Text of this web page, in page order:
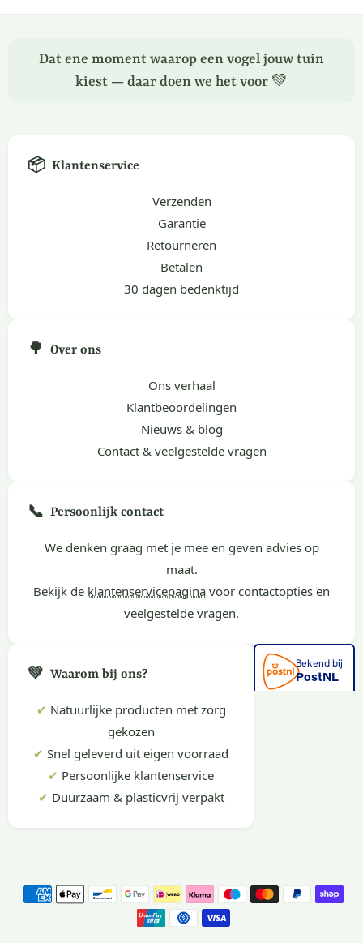
Dat ene moment waarop een vogel jouw tuin
kiest — daar doen we het voor 💚
📦 Klantenservice
Verzenden
Garantie
Retourneren
Betalen
30 dagen bedenktijd
🌳 Over ons
Ons verhaal
Klantbeoordelingen
Nieuws & blog
Contact & veelgestelde vragen
📞 Persoonlijk contact
We denken graag met je mee en geven advies op
maat.
Bekijk de klantenservicepagina voor contactopties en
veelgestelde vragen.
💚 Waarom bij ons?
✔ Natuurlijke producten met zorg
gekozen
✔ Snel geleverd uit eigen voorraad
✔ Persoonlijke klantenservice
✔ Duurzaam & plasticvrij verpakt